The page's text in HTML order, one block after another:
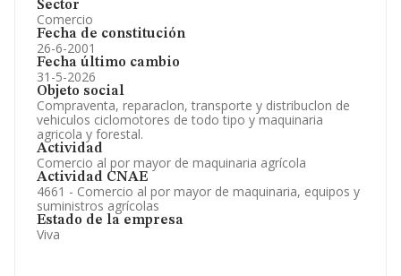
Sector
Comercio
Fecha de constitución
26-6-2001
Fecha último cambio
31-5-2026
Objeto social
Compraventa, reparaclon, transporte y distribuclon de
vehiculos ciclomotores de todo tipo y maquinaria
agricola y forestal.
Actividad
Comercio al por mayor de maquinaria agrícola
Actividad CNAE
4661 - Comercio al por mayor de maquinaria, equipos y
suministros agrícolas
Estado de la empresa
Viva